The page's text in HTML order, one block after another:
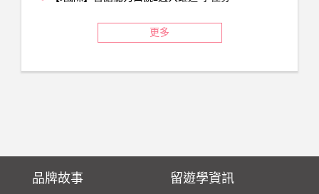
更多
品牌故事 留遊學資訊